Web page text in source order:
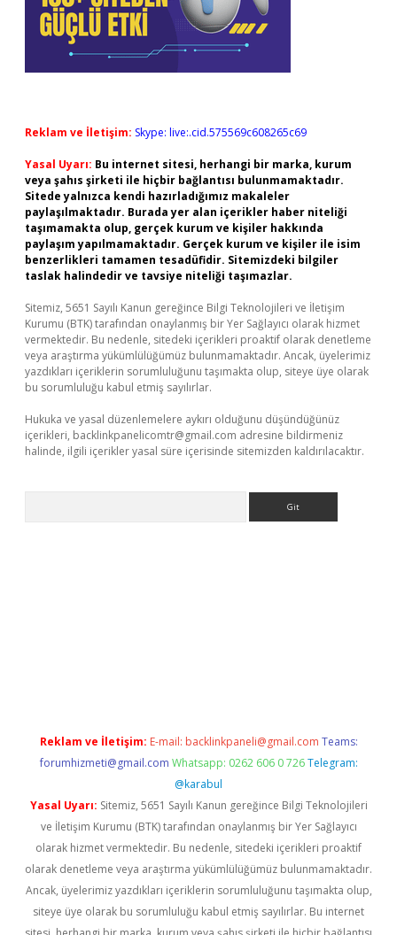
Reklam ve İletişim: Skype: live:.cid.575569c608265c69
Yasal Uyarı: Bu internet sitesi, herhangi bir marka, kurum
veya şahıs şirketi ile hiçbir bağlantısı bulunmamaktadır.
Sitede yalnızca kendi hazırladığımız makaleler
paylaşılmaktadır. Burada yer alan içerikler haber niteliği
taşımamakta olup, gerçek kurum ve kişiler hakkında
paylaşım yapılmamaktadır. Gerçek kurum ve kişiler ile isim
benzerlikleri tamamen tesadüfidir. Sitemizdeki bilgiler
taslak halindedir ve tavsiye niteliği taşımazlar.
Sitemiz, 5651 Sayılı Kanun gereğince Bilgi Teknolojileri ve İletişim
Kurumu (BTK) tarafından onaylanmış bir Yer Sağlayıcı olarak hizmet
vermektedir. Bu nedenle, sitedeki içerikleri proaktif olarak denetleme
veya araştırma yükümlülüğümüz bulunmamaktadır. Ancak, üyelerimiz
yazdıkları içeriklerin sorumluluğunu taşımakta olup, siteye üye olarak
bu sorumluluğu kabul etmiş sayılırlar.
Hukuka ve yasal düzenlemelere aykırı olduğunu düşündüğünüz
içerikleri, backlinkpanelicomtr@gmail.com adresine bildirmeniz
halinde, ilgili içerikler yasal süre içerisinde sitemizden kaldırılacaktır.
Reklam ve İletişim: E-mail: backlinkpaneli@gmail.com Teams:
forumhizmeti@gmail.com Whatsapp: 0262 606 0 726 Telegram:
@karabul
Yasal Uyarı: Sitemiz, 5651 Sayılı Kanun gereğince Bilgi Teknolojileri
ve İletişim Kurumu (BTK) tarafından onaylanmış bir Yer Sağlayıcı
olarak hizmet vermektedir. Bu nedenle, sitedeki içerikleri proaktif
olarak denetleme veya araştırma yükümlülüğümüz bulunmamaktadır.
Ancak, üyelerimiz yazdıkları içeriklerin sorumluluğunu taşımakta olup,
siteye üye olarak bu sorumluluğu kabul etmiş sayılırlar. Bu internet